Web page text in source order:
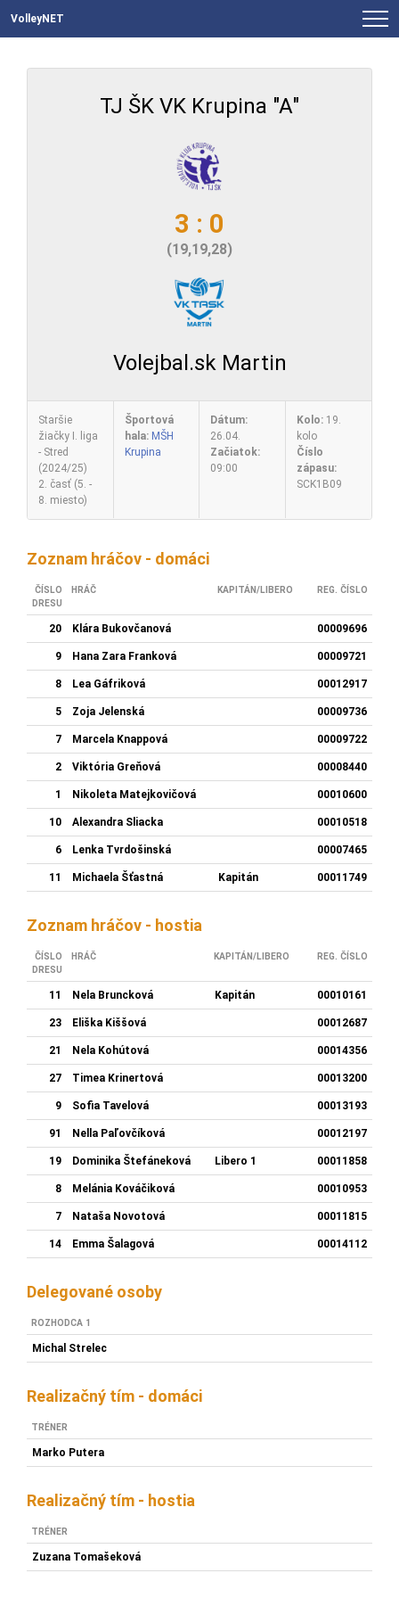
VolleyNET
TJ ŠK VK Krupina "A"
3 : 0
(19,19,28)
Volejbal.sk Martin
Staršie
žiačky I. liga
- Stred
(2024/25)
2. časť (5. -
8. miesto)
Športová
hala: MŠH
Krupina
Dátum:
26.04.
Začiatok:
09:00
Kolo:19.
kolo
Číslo
zápasu:
SCK1B09
Zoznam hráčov - domáci
ČÍSLO
DRESU
HRÁČ KAPITÁN/LIBERO REG. ČÍSLO
20 Klára Bukovčanová 00009696
9 Hana Zara Franková 00009721
8 Lea Gáfriková 00012917
5 Zoja Jelenská 00009736
7 Marcela Knappová 00009722
2 Viktória Greňová 00008440
1 Nikoleta Matejkovičová 00010600
10 Alexandra Sliacka 00010518
6 Lenka Tvrdošinská 00007465
11 Michaela Šťastná Kapitán 00011749
Zoznam hráčov - hostia
ČÍSLO
DRESU
HRÁČ KAPITÁN/LIBERO REG. ČÍSLO
11 Nela Bruncková Kapitán 00010161
23 Eliška Kiššová 00012687
21 Nela Kohútová 00014356
27 Timea Krinertová 00013200
9 Sofia Tavelová 00013193
91 Nella Paľovčíková 00012197
19 Dominika Štefáneková Libero 1 00011858
8 Melánia Kováčiková 00010953
7 Nataša Novotová 00011815
14 Emma Šalagová 00014112
Delegované osoby
ROZHODCA 1
Michal Strelec
Realizačný tím - domáci
TRÉNER
Marko Putera
Realizačný tím - hostia
TRÉNER
Zuzana Tomašeková